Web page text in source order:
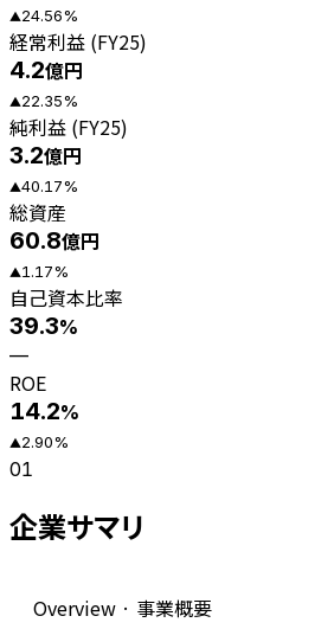
▲24.56%
経常利益 (FY25)
4.2億円
▲22.35%
純利益 (FY25)
3.2億円
▲40.17%
総資産
60.8億円
▲1.17%
自己資本比率
39.3%
—
ROE
14.2%
▲2.90%
01
企業サマリ
Overview · 事業概要